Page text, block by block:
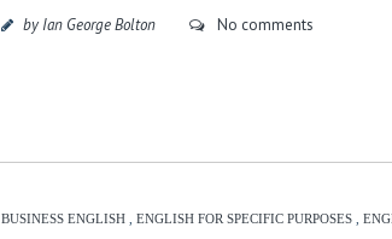
by Ian George Bolton
No comments
BUSINESS ENGLISH ENGLISH FOR SPECIFIC PURPOSES